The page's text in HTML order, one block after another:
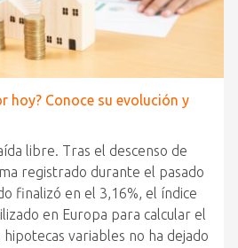
hoy? Conoce su evolución y
libre. Tras el descenso de
registrado durante el pasado
finalizó en el 3,16%, el índice
en Europa para calcular el
variables no ha dejado